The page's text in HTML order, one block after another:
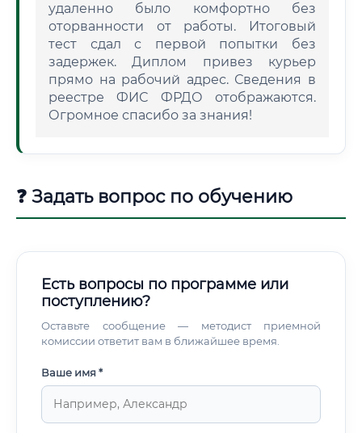
удаленно было комфортно без
оторванности от работы. Итоговый
тест сдал с первой попытки без
задержек. Диплом привез курьер
прямо на рабочий адрес. Сведения в
реестре ФИС ФРДО отображаются.
Огромное спасибо за знания!
❓ Задать вопрос по обучению
Есть вопросы по программе или
поступлению?
Оставьте сообщение — методист приемной
комиссии ответит вам в ближайшее время.
Ваше имя *